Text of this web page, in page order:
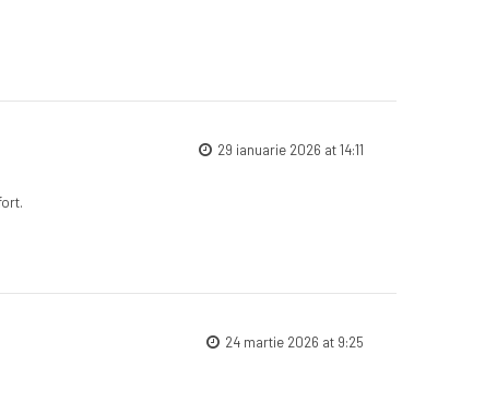
29 ianuarie 2026 at 14:11
24 martie 2026 at 9:25